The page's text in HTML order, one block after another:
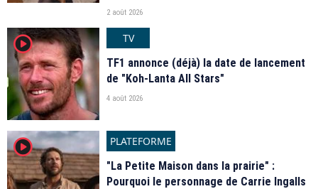
2 août 2026
player2
TV
TF1 annonce (déjà) la date de lancement
de "Koh-Lanta All Stars"
4 août 2026
player2
PLATEFORME
"La Petite Maison dans la prairie" :
Pourquoi le personnage de Carrie Ingalls